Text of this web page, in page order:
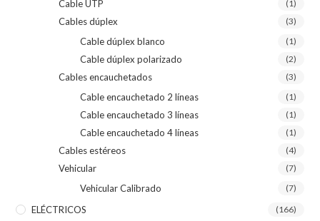
Cable UTP (1)
Cables dúplex (3)
Cable dúplex blanco (1)
Cable dúplex polarizado (2)
Cables encauchetados (3)
Cable encauchetado 2 líneas (1)
Cable encauchetado 3 líneas (1)
Cable encauchetado 4 líneas (1)
Cables estéreos (4)
Vehicular (7)
Vehicular Calibrado (7)
ELÉCTRICOS (166)